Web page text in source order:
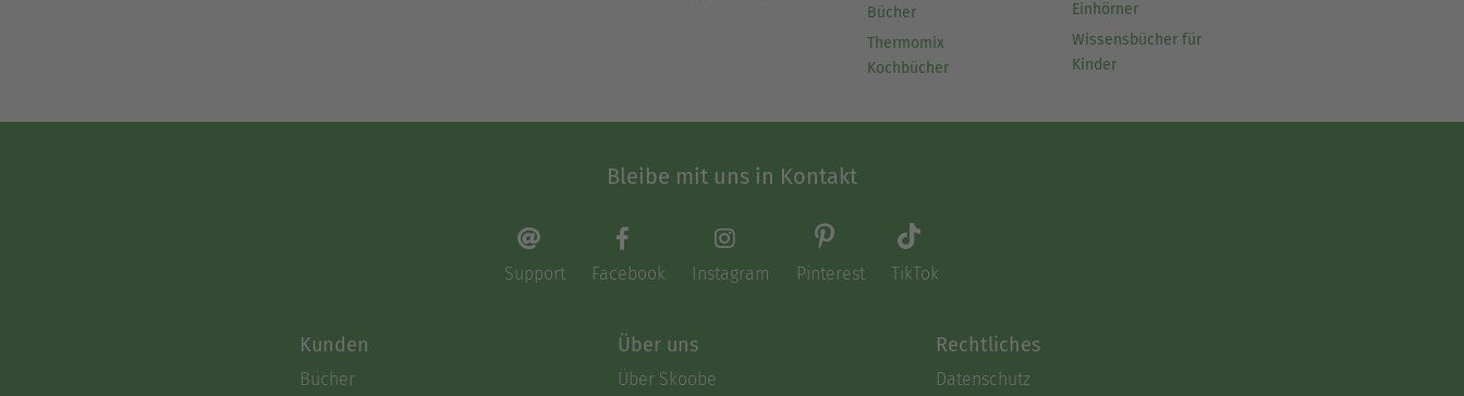
Bücher
Thermomix
Kochbücher
Einhörner
Wissensbücher für
Kinder
Bleibe mit uns in Kontakt
Support Facebook Instagram Pinterest TikTok
Kunden
Bücher
Über uns
Über Skoobe
Rechtliches
Datenschutz